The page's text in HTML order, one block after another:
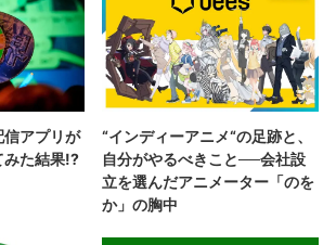
アプリが
みた結果!?
“インディーアニメ“の足跡と、
自分がやるべきこと──会社設
立を選んだアニメーター「のを
か」の胸中